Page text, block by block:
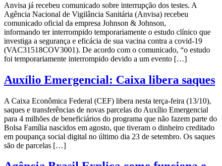
Anvisa já recebeu comunicado sobre interrupção dos testes. A
Agência Nacional de Vigilância Sanitária (Anvisa) recebeu
comunicado oficial da empresa Johnson & Johnson,
informando ter interrompido temporariamente o estudo clínico que
investiga a segurança e eficácia de sua vacina contra a covid-19
(VAC31518COV3001). De acordo com o comunicado, “o estudo
foi temporariamente interrompido devido a um evento […]
Auxílio Emergencial: Caixa libera saques
A Caixa Econômica Federal (CEF) libera nesta terça-feira (13/10),
saques e transferências de novas parcelas do Auxílio Emergencial
para 4 milhões de beneficiários do programa que não fazem parte do
Bolsa Família nascidos em agosto, que tiveram o dinheiro creditado
em poupança social digital no último dia 23 de setembro. Os saques
são de parcelas […]